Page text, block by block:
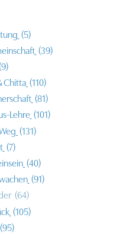
(5)
(39)
Chitta (110)
(81)
Lehre (101)
(131)
(7)
(40)
(91)
(64)
(105)
(95)